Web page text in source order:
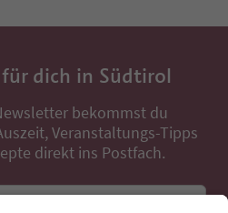
dich in Südtirol
bekommst du
Veranstaltungs-Tipps
direkt ins Postfach.